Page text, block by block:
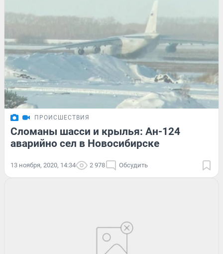
ПРОИСШЕСТВИЯ
Сломаны шасси и крылья: Ан-124
аварийно сел в Новосибирске
13 ноября, 2020, 14:34 2 978 Обсудить